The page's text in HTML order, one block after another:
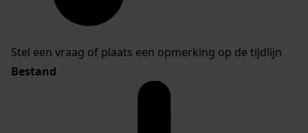
Stel een vraag of plaats een opmerking op de tijdlijn
Bestand